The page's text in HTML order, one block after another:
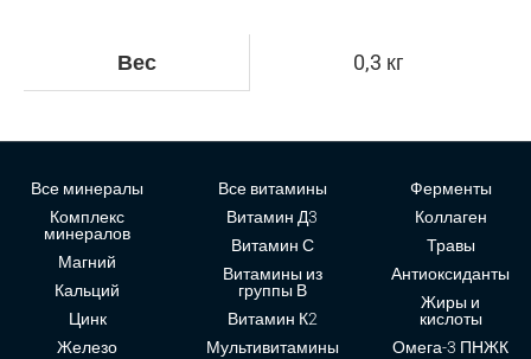
Вес 0,3 кг
Все минералы
Комплекс
минералов
Магний
Кальций
Цинк
Железо
Все витамины
Витамин Д3
Витамин С
Витамины из
группы В
Витамин К2
Мультивитамины
Ферменты
Коллаген
Травы
Антиоксиданты
Жиры и
кислоты
Омега-3 ПНЖК